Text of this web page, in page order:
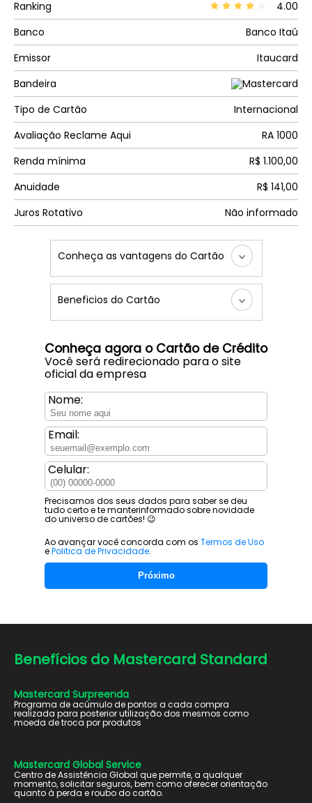
Ranking
4.00
Banco
Banco Itaú
Emissor
Itaucard
Bandeira
Tipo de Cartão
Internacional
Avaliação Reclame Aqui
RA 1000
Renda mínima
R$ 1.100,00
Anuidade
R$ 141,00
Juros Rotativo
Não informado
Conheça as vantagens do Cartão
Beneficios do Cartão
Conheça agora o Cartão de Crédito
Você será redirecionado para o site
oficial da empresa
Nome:
Email:
Celular:
Precisamos dos seus dados para saber se deu
tudo certo e te manterinformado sobre novidade
do universo de cartões! 😉
Ao avançar você concorda com os Termos de Uso
ePolitica de Privacidade.
Próximo
Benefícios do Mastercard Standard
Mastercard Surpreenda
Programa de acúmulo de pontos a cada compra
realizada para posterior utilização dos mesmos como
moeda de troca por produtos
Mastercard Global Service
Centro de Assistência Global que permite, a qualquer
momento, solicitar seguros, bem como oferecer orientação
quanto à perda e roubo do cartão.